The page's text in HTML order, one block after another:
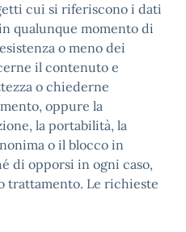
cui si riferiscono i dati
qualunque momento di
o meno dei
il contenuto e
o chiederne
oppure la
la portabilità, la
o il blocco in
di opporsi in ogni caso,
trattamento. Le richieste